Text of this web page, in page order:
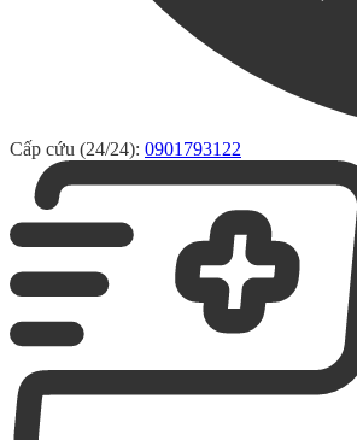
Cấp cứu (24/24): 0901793122